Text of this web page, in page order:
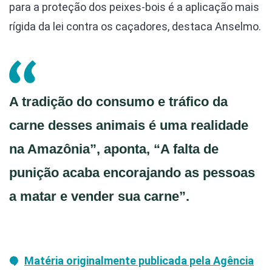
para a proteção dos peixes-bois é a aplicação mais
rígida da lei contra os caçadores, destaca Anselmo.
A tradição do consumo e tráfico da
carne desses animais é uma realidade
na Amazônia”, aponta, “A falta de
punição acaba encorajando as pessoas
a matar e vender sua carne”.
Matéria originalmente publicada pela Agência